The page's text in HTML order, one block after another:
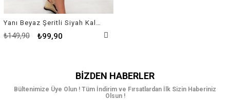
₺99,90
₺149,90
BIZDEN HABERLER
Bültenimize Üye Olun ! Tüm İndirim ve Fırsatlardan İlk Sizin Haberiniz
Olsun !